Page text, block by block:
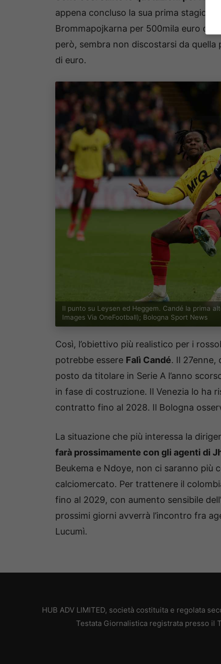
appena concluso la sua prima
Brommapojkarna per 500mila euro
però, sembra non discostarsi da
di euro.
Il punto su Leysen ed Heggem. Candé la prima
Images Via OneFootball); Bologna Sport News
Così, l’obiettivo più realistico per i
potrebbe essere Falì Candé. Il 27enne,
posto da titolare in Serie A l’anno
in fase di costruzione. Il Venezia lo ha
contratto fino al 2028. Il Bologna
La situazione che più interessa la
farà prossimamente con gli agenti di
Beukema e Ndoye, non ci saranno più
calciomercato. Per trattenere il
fino al 2029, con aumento sensibile
prossimi giorni avverrà l’incontro fra
Lucumì.
HUB ADV LIMITED, società costituita e regolata
Testata Giornalistica registrata presso il